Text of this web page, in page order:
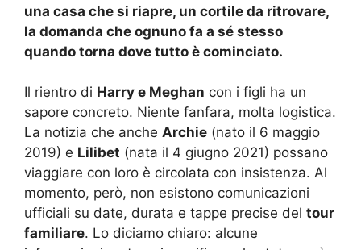
una casa che si riapre, un cortile da ritrovare,
la domanda che ognuno fa a sé stesso
quando torna dove tutto è cominciato.
Il rientro di Harry e Meghan con i figli ha un
sapore concreto. Niente fanfara, molta logistica.
La notizia che anche Archie (nato il 6 maggio
2019) e Lilibet (nata il 4 giugno 2021) possano
viaggiare con loro è circolata con insistenza. Al
momento, però, non esistono comunicazioni
ufficiali su date, durata e tappe precise del tour
familiare. Lo diciamo chiaro: alcune